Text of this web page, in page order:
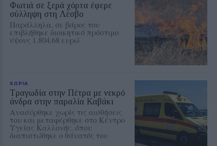
Φωτιά σε ξερά χόρτα έφερε
σύλληψη στη Λέσβο
Παράλληλα, σε βάρος του
επιβλήθηκε διοικητικό πρόστιμο
ύψους 1.804,68 ευρώ
ΧΩΡΙΑ
Τραγωδία στην Πέτρα με νεκρό
άνδρα στην παραλία Καβάκι
Ανασύρθηκε χωρίς τις αισθήσεις
του και μεταφέρθηκε στο Κέντρο
Υγείας Καλλονής, όπου
διαπιστώθηκε ο θάνατός του